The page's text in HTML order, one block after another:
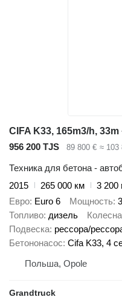
956 200 TJS 89 800 € ≈ 103
Техника для бетона -
2015
265 000 км
3 200
Евро Euro 6 Мощность
Топливо дизель
Подвеска рессора/
Бетононасос Cifa K33, 4
Польша, Opole
Grandtruck